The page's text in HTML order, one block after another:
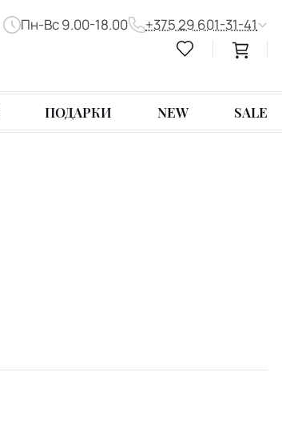
Пн-Вс 9.00-18.00 +375 29 601-31-41
ПОДАРКИ NEW SALE